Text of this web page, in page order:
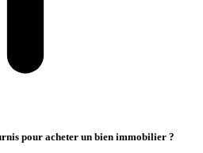
pour acheter un bien immobilier ?